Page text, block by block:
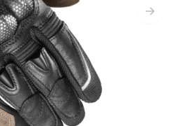
PROTEKTOREN
AIRBAGS
OBERKÖRPERSCHUTZ
UNTERKÖRPERSCHUTZ
MOTOCROSS PROTEKTOREN
HECKTASCHEN
HALTEPLATTEN UND MONTAGE